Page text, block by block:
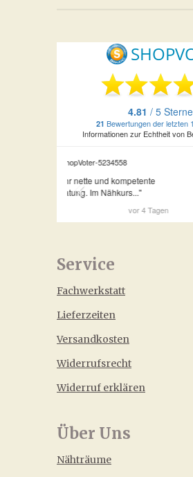
Service
Fachwerkstatt
Lieferzeiten
Versandkosten
Widerrufsrecht
Widerruf erklären
Über Uns
Nähträume